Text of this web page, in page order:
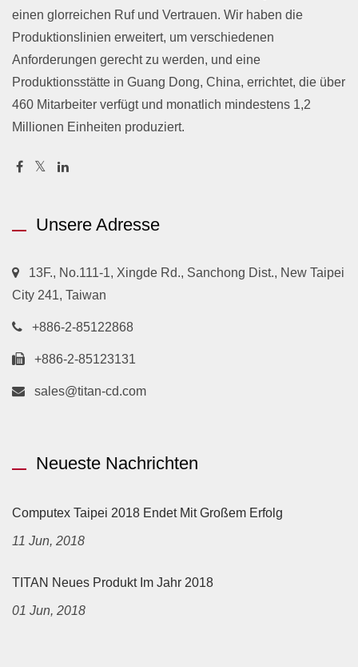
einen glorreichen Ruf und Vertrauen. Wir haben die
Produktionslinien erweitert, um verschiedenen
Anforderungen gerecht zu werden, und eine
Produktionsstätte in Guang Dong, China, errichtet, die über
460 Mitarbeiter verfügt und monatlich mindestens 1,2
Millionen Einheiten produziert.
Unsere Adresse
13F., No.111-1, Xingde Rd., Sanchong Dist., New Taipei
City 241, Taiwan
+886-2-85122868
+886-2-85123131
sales@titan-cd.com
Neueste Nachrichten
Computex Taipei 2018 Endet Mit Großem Erfolg
11 Jun, 2018
TITAN Neues Produkt Im Jahr 2018
01 Jun, 2018